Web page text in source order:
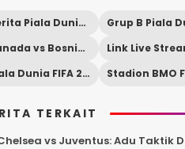
Berita Piala Dunia 2026
Kanada vs Bosnia Herzegovina
Piala Dunia FIFA 2026
TERKAIT
vs Juventus: Adu Taktik